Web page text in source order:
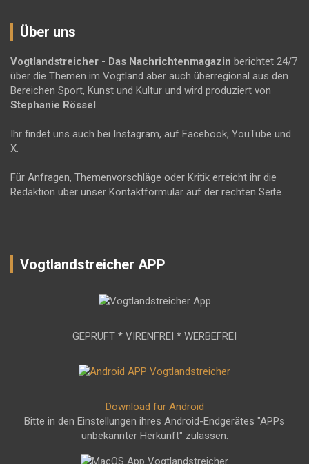
Über uns
Vogtlandstreicher - Das Nachrichtenmagazin berichtet 24/7
über die Themen im Vogtland aber auch überregional aus den
Bereichen Sport, Kunst und Kultur und wird produziert von
Stephanie Rössel.
Ihr findet uns auch bei Instagram, auf Facebook, YouTube und
X.
Für Anfragen, Themenvorschläge oder Kritik erreicht ihr die
Redaktion über unser Kontaktformular auf der rechten Seite.
Vogtlandstreicher APP
GEPRÜFT * VIRENFREI * WERBEFREI
Download für Android
Bitte in den Einstellungen ihres Android-Endgerätes "APPs
unbekannter Herkunft" zulassen.